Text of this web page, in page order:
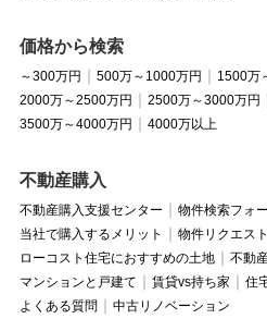
価格から検索
～300万円 500万～1000万円
1500万
2000万～2500万円
2500万～3000万円
3500万～4000万円
4000万以上
不動産購入
不動産購入支援センター 物件検索フォ
当社で購入するメリット
物件リクエス
ローコスト住宅におすすめの土地
不動
マンションと戸建て
賃貸vs持ち家
住
よくある質問
中古リノベーション